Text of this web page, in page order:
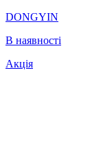
DONGYIN
В наявності
Акція